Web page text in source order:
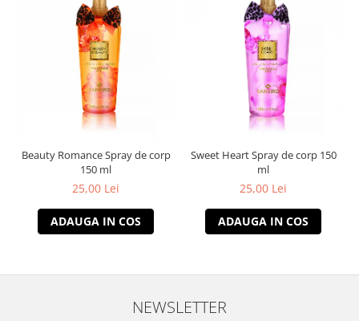
Beauty Romance Spray de corp
150 ml
25,00 Lei
ADAUGA IN COS
Sweet Heart Spray de corp 150
ml
25,00 Lei
ADAUGA IN COS
NEWSLETTER